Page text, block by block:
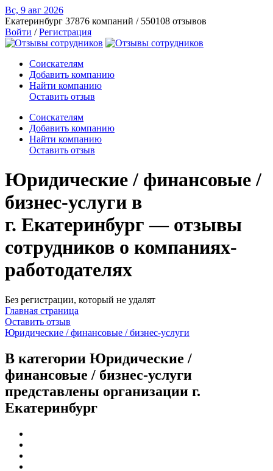
Вс, 9 авг 2026
Екатеринбург 37876 компаний / 550108 отзывов
Войти /Регистрация
Соискателям
Добавить компанию
Найти компанию
Оставить отзыв
Соискателям
Добавить компанию
Найти компанию
Оставить отзыв
Юридические / финансовые /
бизнес-услуги в
г. Екатеринбург — отзывы
сотрудников о компаниях-
работодателях
Без регистрации, который не удалят
Главная страница
Оставить отзыв
Юридические / финансовые / бизнес-услуги
В категории Юридические /
финансовые / бизнес-услуги
представлены организации г.
Екатеринбург